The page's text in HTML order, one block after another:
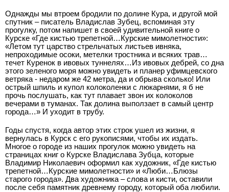
Однажды мы втроем бродили по долине Кура, и другой мой
спутник – писатель Владислав Зубец, вспоминая эту
прогулку, потом напишет в своей удивительной книге о
Курске «Где кистью трепетной…Курские мимолетности»:
«Летом тут царство стрельчатых листьев ивняка,
непроходимые осоки, метелки тростника и всяких трав…
течет Куренок в ивовых туннелях…Из ивовых дебрей, со дна
этого зеленого моря можно увидеть и планер уфимцевского
ветряка­ - недаром же 42 метра, да и обрыва сколько! Или
острый шпиль и купол колоколенки с люкарнями, я б не
прочь послушать, как тут плавает звон их колоколов
вечерами в туманах. Так долина выползает в самый центр
города…» И уходит в трубу.
Годы спустя, когда автор этих строк ушел из жизни, я
вернулась в Курск с его рукописями, чтобы их издать.
Многое о городе из наших прогулок можно увидеть на
страницах книг о Курске Владислава Зубца, которые
Владимир Николаевич оформил как художник, «Где кистью
трепетной…Курские мимолетности» и «Люби…Блюзы
старого города». Два художника – слова и кисти, оставили
после себя памятник древнему городу, который оба любили.